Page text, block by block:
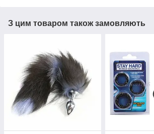
З цим товаром також замовляють